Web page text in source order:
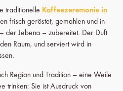
traditionelle Kaffeezeremonie in
frisch geröstet, gemahlen und in
der Jebena – zubereitet. Der Duft
Raum, und serviert wird in
Region und Tradition – eine Weile
trinken: Sie ist Ausdruck von